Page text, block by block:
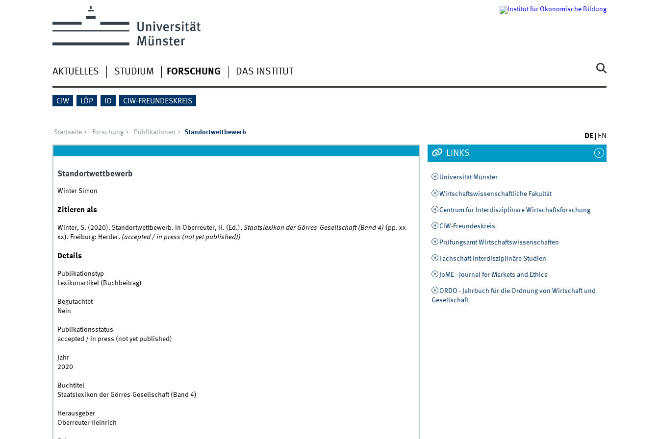
AKTUELLES STUDIUM FORSCHUNG DAS INSTITUT
CIW LÖP IO CIW-FREUNDESKREIS
DE EN
Startseite Forschung Publikationen Standortwettbewerb
Standortwettbewerb
Winter Simon
Zitieren als
Winter, S. (2020). Standortwettbewerb. In Oberreuter, H. (Ed.), Staatslexikon der Görres-Gesellschaft (Band 4) (pp. xx-
xx). Freiburg: Herder. (accepted / in press (not yet published))
Details
Publikationstyp
Lexikonartikel (Buchbeitrag)
Begutachtet
Nein
Publikationsstatus
accepted / in press (not yet published)
Jahr
2020
Buchtitel
Staatslexikon der Görres-Gesellschaft (Band 4)
Herausgeber
Oberreuter Heinrich
LINKS
Universität Münster
Wirtschaftswissenschaftliche Fakultät
Centrum für Interdisziplinäre Wirtschaftsforschung
CIW-Freundeskreis
Prüfungsamt Wirtschaftswissenschaften
Fachschaft Interdisziplinäre Studien
JoME - Journal for Markets and Ethics
ORDO - Jahrbuch für die Ordnung von Wirtschaft und
Gesellschaft